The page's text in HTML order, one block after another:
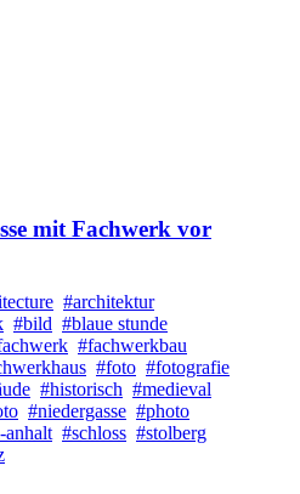
mit Fachwerk vor
#architektur
#bild #blaue stunde
#fachwerkbau
#foto #fotografie
#historisch #medieval
#niedergasse #photo
anhalt #schloss #stolberg